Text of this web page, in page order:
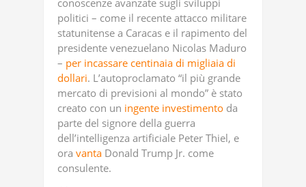
politici – come il recente attacco militare
statunitense a Caracas e il rapimento del
presidente venezuelano Nicolas Maduro
– per incassare centinaia di migliaia di
dollari. L’autoproclamato “il più grande
mercato di previsioni al mondo” è stato
creato con un ingente investimento da
parte del signore della guerra
dell’intelligenza artificiale Peter Thiel, e
ora vanta Donald Trump Jr. come
consulente.